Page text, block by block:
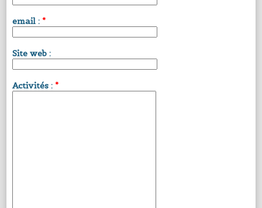
email :*
Site web :
Activités :*